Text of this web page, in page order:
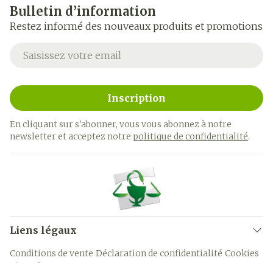
Bulletin d’information
Restez informé des nouveaux produits et promotions
Adresse mail
Inscription
En cliquant sur s'abonner, vous vous abonnez à notre
newsletter et acceptez notre politique de confidentialité.
Liens légaux
Conditions de vente Déclaration de confidentialité Cookies